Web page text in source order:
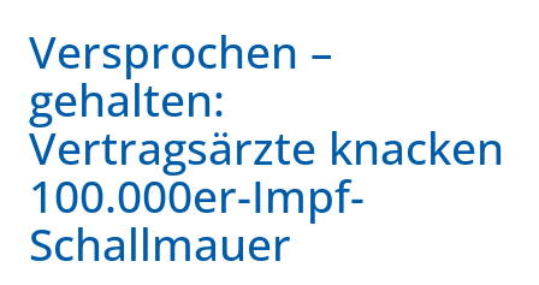
Versprochen –
gehalten:
Vertragsärzte knacken
100.000er-Impf-
Schallmauer